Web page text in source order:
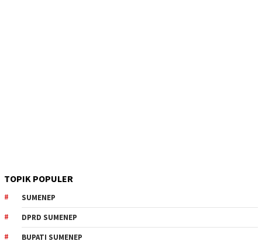
TOPIK POPULER
SUMENEP
DPRD SUMENEP
BUPATI SUMENEP